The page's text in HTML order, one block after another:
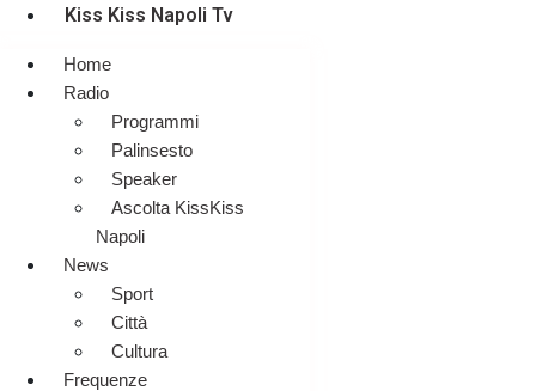
Kiss Kiss Napoli Tv
Home
Radio
Programmi
Palinsesto
Speaker
Ascolta KissKiss
Napoli
News
Sport
Città
Cultura
Frequenze